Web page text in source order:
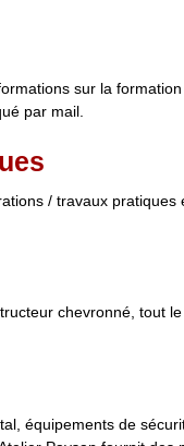
sur la
par mail.
/ travaux
chevronné, tout
équipements de